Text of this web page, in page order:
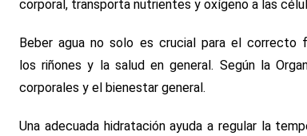
corporal, transporta nutrientes y oxígeno a las
Beber agua no solo es crucial para el correcto
los riñones y la salud en general. Según la
corporales y el bienestar general.
Una adecuada hidratación ayuda a regular la